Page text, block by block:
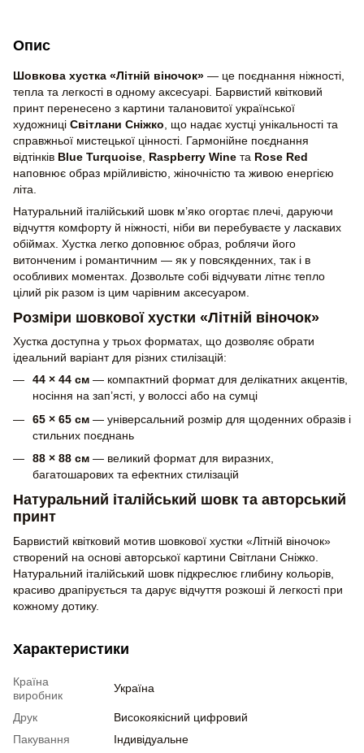
Опис
Шовкова хустка «Літній віночок» — це поєднання ніжності,
тепла та легкості в одному аксесуарі. Барвистий квітковий
принт перенесено з картини талановитої української
художниці Світлани Сніжко , що надає хустці унікальності та
справжньої мистецької цінності. Гармонійне поєднання
відтінків Blue Turquoise Raspberry Wine та Rose Red
наповнює образ мрійливістю, жіночністю та живою енергією
літа.
Натуральний італійський шовк м’яко огортає плечі, даруючи
відчуття комфорту й ніжності, ніби ви перебуваєте у ласкавих
обіймах. Хустка легко доповнює образ, роблячи його
витонченим і романтичним — як у повсякденних, так і в
особливих моментах. Дозвольте собі відчувати літнє тепло
цілий рік разом із цим чарівним аксесуаром.
Розміри шовкової хустки «Літній віночок»
Хустка доступна у трьох форматах, що дозволяє обрати
ідеальний варіант для різних стилізацій:
44 × 44 см — компактний формат для делікатних акцентів,
носіння на зап’ясті, у волоссі або на сумці
65 × 65 см — універсальний розмір для щоденних образів і
стильних поєднань
88 × 88 см — великий формат для виразних,
багатошарових та ефектних стилізацій
Натуральний італійський шовк та авторський
принт
Барвистий квітковий мотив шовкової хустки «Літній віночок»
створений на основі авторської картини Світлани Сніжко.
Натуральний італійський шовк підкреслює глибину кольорів,
красиво драпірується та дарує відчуття розкоші й легкості при
кожному дотику.
Характеристики
Країна
виробник
Україна
Друк
Високоякісний цифровий
Пакування
Індивідуальне